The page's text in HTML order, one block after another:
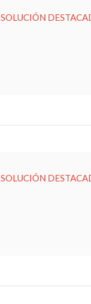
SOLUCIÓN
SOLUCIÓN